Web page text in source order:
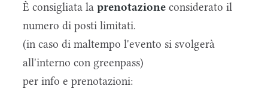
È consigliata la prenotazione considerato il
numero di posti limitati.
(in caso di maltempo l'evento si svolgerà
all'interno con greenpass)
per info e prenotazioni: